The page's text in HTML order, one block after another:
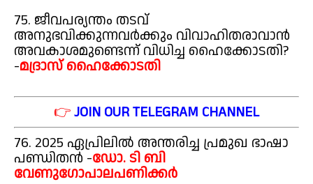
75. ജീവപര്യന്തം തടവ്
അനുഭവിക്കുന്നവർക്കും വിവാഹിതരാവാൻ
അവകാശമുണ്ടെന്ന് വിധിച്ച ഹൈക്കോടതി?
-മദ്രാസ് ഹൈക്കോടതി
👉JOIN OUR TELEGRAM CHANNEL
76. 2025 ഏപ്രിലിൽ അന്തരിച്ച പ്രമുഖ ഭാഷാ
പണ്ഡിതൻ -ഡോ. ടി ബി
വേണുഗോപാലപണിക്കർ